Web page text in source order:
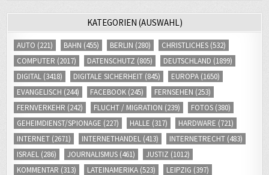
EVANGELISCH(244) FACEBOOK(245) FERNSEHEN(253)
FLUCHT / MIGRATION(239)
GEHEIMDIENST/SPIONAGE
(227) HALLE (317) HARDWARE(721)
INTERNET(2671) INTERNETHANDEL(413) INTERNETRECHT(483)
ISRAEL (286) JOURNALISMUS(461) JUSTIZ
(1012)
KOMMENTAR(313) LATEINAMERIKA(523) LEIPZIG(397)
MEDIEN(3203) MILITÄR (367) NACHRICHTEN(5952)
NAHVERKEHR(245) POLITIK(2797) RADIOBEITRÄGE(515)
SOCIAL MEDIA(809) SOFTWARE(1813) SONSTIGES(219)
STANDORT(250) TELEKOMMUNIKATION(709) UNTERWEGS
USA(442) VERKEHR (378) WAS ICH ERLEBE(668) WETTER